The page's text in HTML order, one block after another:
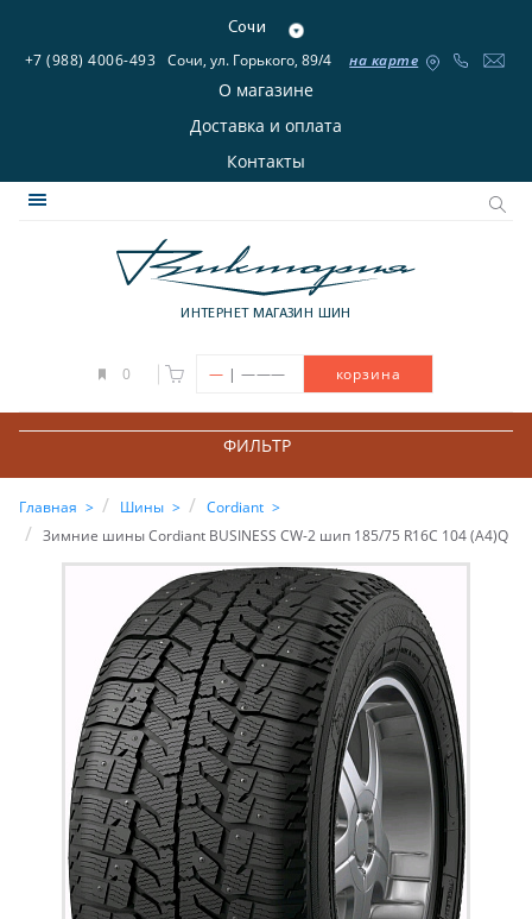
Сочи
+7 (988) 4006-493 Сочи, ул. Горького, 89/4 на карте
О магазине
Доставка и оплата
Контакты
ИНТЕРНЕТ МАГАЗИН ШИН
0 — | ——— корзина
ФИЛЬТР
Главная Шины
Cordiant
Зимние шины Cordiant BUSINESS CW-2 шип 185/75 R16C 104 (A4)Q